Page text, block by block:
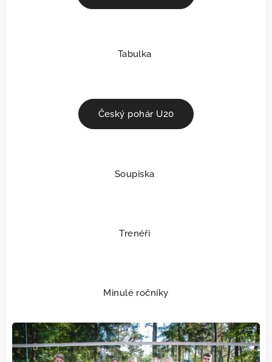
Tabulka
Český pohár U20
Soupiska
Trenéři
Minulé ročníky